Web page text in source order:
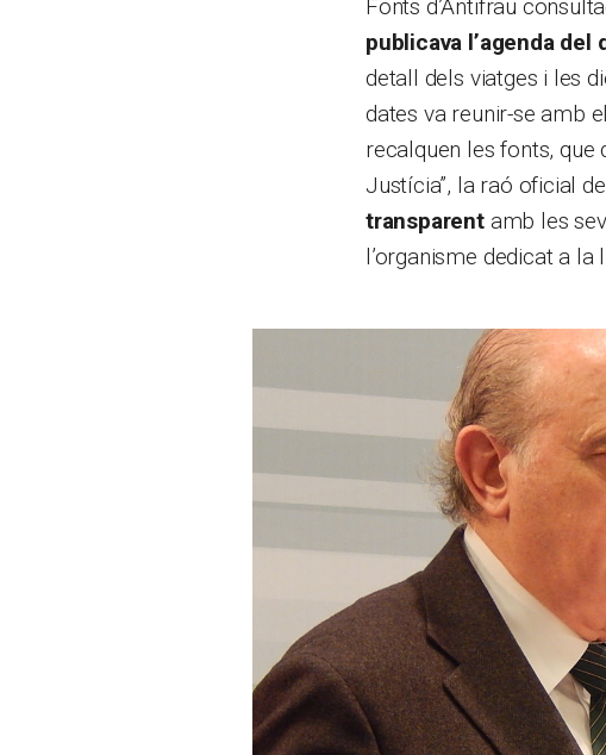
Fonts d’Antifrau
publicava l’agenda del
detall dels viatges i les
dates va reunir-se amb
recalquen les fonts, que
Justícia”, la raó oficial
transparentamb les
l’organisme dedicat a